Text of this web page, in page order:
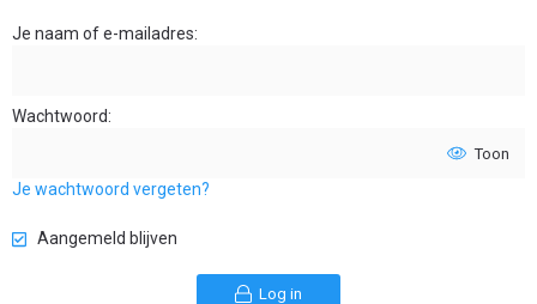
Je naam of e-mailadres
Wachtwoord
Toon
Je wachtwoord vergeten?
Aangemeld blijven
Log in